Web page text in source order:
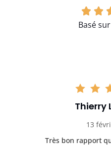
Basé sur
Thierry
13
Très bon rapport